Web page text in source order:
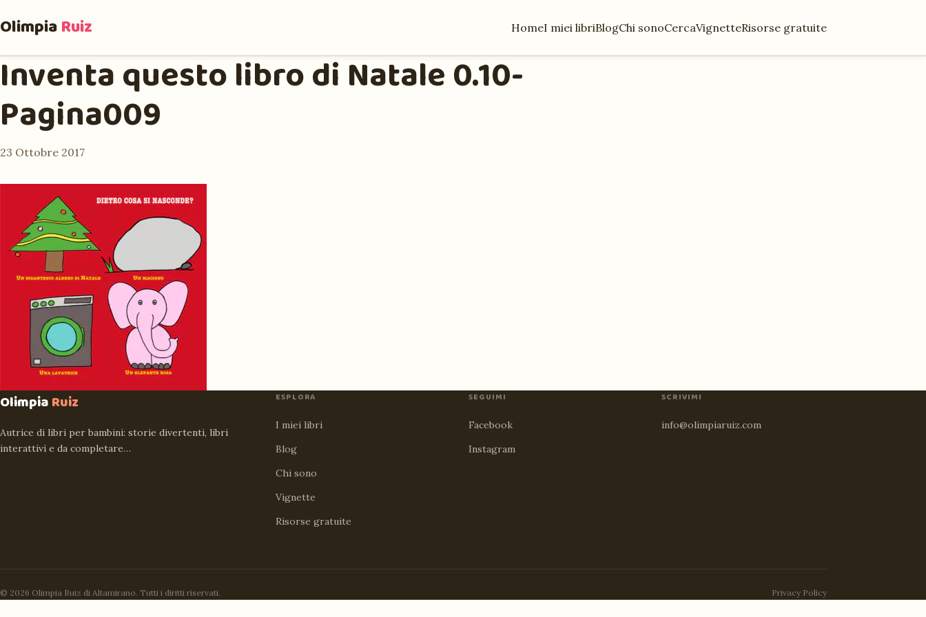
OlimpiaRuiz HomeI miei libriBlogChi sonoCercaVignetteRisorse gratuite
Inventa questo libro di Natale 0.10-
Pagina009
23 Ottobre 2017
OlimpiaRuiz
Autrice di libri per bambini: storie divertenti, libri
interattivi e da completare…
ESPLORA
I miei libri
Blog
Chi sono
Vignette
Risorse gratuite
SEGUIMI
Facebook
Instagram
SCRIVIMI
info@olimpiaruiz.com
© 2026 Olimpia Ruiz di Altamirano. Tutti i diritti riservati. Privacy Policy